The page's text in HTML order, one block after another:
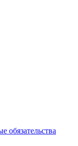
обязательства